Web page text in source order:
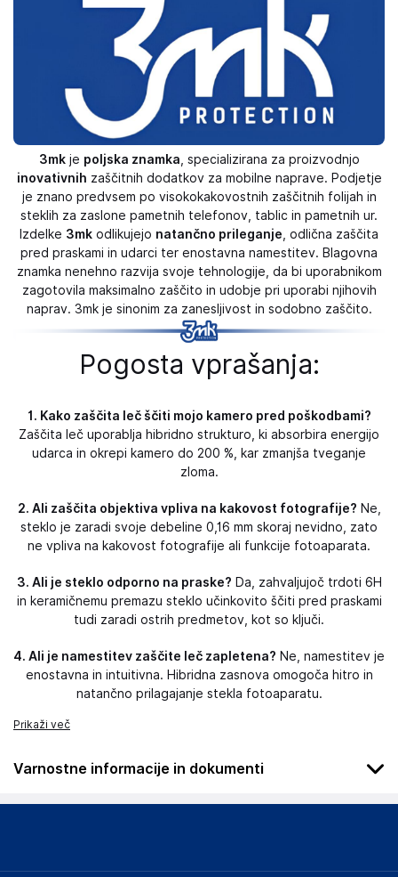
3mkje poljska znamka , specializirana za proizvodnjo
inovativnih zaščitnih dodatkov za mobilne naprave. Podjetje
je znano predvsem po visokokakovostnih zaščitnih folijah in
steklih za zaslone pametnih telefonov, tablic in pametnih ur.
Izdelke 3mk odlikujejo natančno prileganje , odlična zaščita
pred praskami in udarci ter enostavna namestitev. Blagovna
znamka nenehno razvija svoje tehnologije, da bi uporabnikom
zagotovila maksimalno zaščito in udobje pri uporabi njihovih
naprav. 3mk je sinonim za zanesljivost in sodobno zaščito.
Pogosta vprašanja:
1. Kako zaščita leč ščiti mojo kamero pred poškodbami?
Zaščita leč uporablja hibridno strukturo, ki absorbira energijo
udarca in okrepi kamero do 200 %, kar zmanjša tveganje
zloma.
2. Ali zaščita objektiva vpliva na kakovost fotografije? Ne,
steklo je zaradi svoje debeline 0,16 mm skoraj nevidno, zato
ne vpliva na kakovost fotografije ali funkcije fotoaparata.
3. Ali je steklo odporno na praske? Da, zahvaljujoč trdoti 6H
in keramičnemu premazu steklo učinkovito ščiti pred praskami
tudi zaradi ostrih predmetov, kot so ključi.
4. Ali je namestitev zaščite leč zapletena? Ne, namestitev je
enostavna in intuitivna. Hibridna zasnova omogoča hitro in
natančno prilagajanje stekla fotoaparatu.
Prikaži več
Varnostne informacije in dokumenti
Podatki o proizvajalcu